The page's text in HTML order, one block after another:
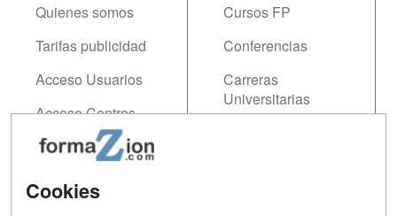
Quienes somos
Tarifas publicidad
Acceso Usuarios
Acceso Centros
Cursos FP
Conferencias
Carreras
Universitarias
Contactar
Cookies